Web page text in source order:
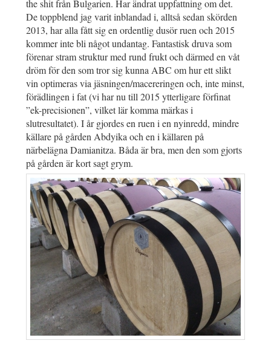
the shit från Bulgarien. Har ändrat uppfattning om det.
De toppblend jag varit inblandad i, alltså sedan skörden
2013, har alla fått sig en ordentlig dusör ruen och 2015
kommer inte bli något undantag. Fantastisk druva som
förenar stram struktur med rund frukt och därmed en våt
dröm för den som tror sig kunna ABC om hur ett slikt
vin optimeras via jäsningen/macereringen och, inte minst,
förädlingen i fat (vi har nu till 2015 ytterligare förfinat
”ek-precisionen”, vilket lär komma märkas i
slutresultatet). I år gjordes en ruen i en nyinredd, mindre
källare på gården Abdyika och en i källaren på
närbelägna Damianitza. Båda är bra, men den som gjorts
på gården är kort sagt grym.